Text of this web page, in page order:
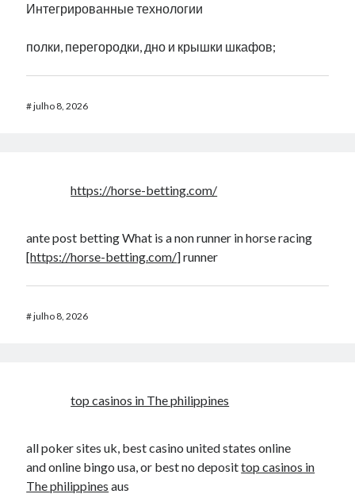
Интегрированные технологии
полки, перегородки, дно и крышки шкафов;
#julho 8, 2026
https://horse-betting.com/
ante post betting What is a non runner in horse racing​
[https://horse-betting.com/] runner​
#julho 8, 2026
top casinos in The philippines
all poker sites uk, best casino united states online
and online bingo usa, or best no deposittop casinos in
The philippines aus